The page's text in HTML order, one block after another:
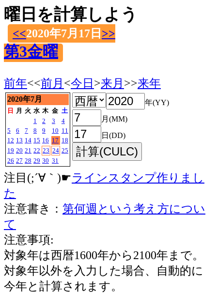
曜日を計算しよう
<<2020年7月17日 >>
第3金曜
前年<<前月 <今日 >来月 >>来年
2020年7月
日 月 火 水 木 金 土
1
2 3
4
5
6 7 8 9 10 11
12 13 14 15 16 17 18
19 20 21 22 23 24 25
26 27 28 29 30 31
年(YY)
月(MM)
日(DD)
注目(;´∀｀)☛ラインスタンプ作りまし
た
注意書き： 第何週という考え方につい
て
注意事項:
対象年は西暦1600年から2100年まで。
対象年以外を入力した場合、自動的に
今年と計算されます。